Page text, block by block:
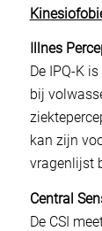
Illnes
De IPQ-K
bij
kan zijn
vragenlijst
Central
De CSI